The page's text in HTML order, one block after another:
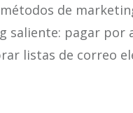
de
saliente: pagar
listas de correo